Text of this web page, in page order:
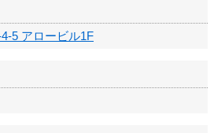
5 アロービル1F